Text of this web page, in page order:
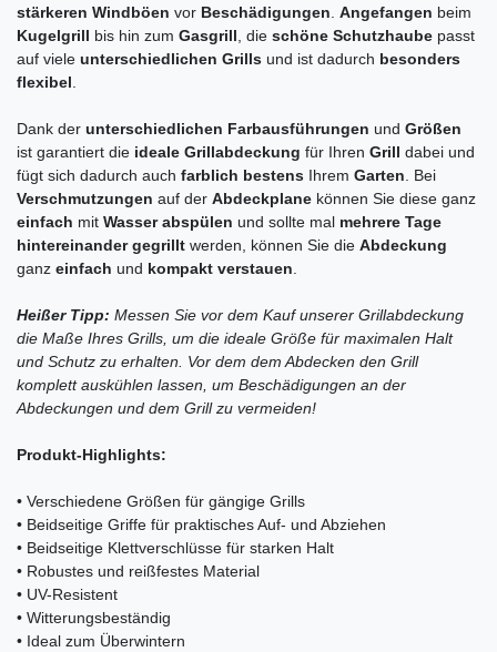
stärkeren Windböen vor Beschädigungen. Angefangen beim
Kugelgrill bis hin zum Gasgrill, die schöne Schutzhaube passt
auf viele unterschiedlichen Grills und ist dadurch besonders
flexibel.
Dank der unterschiedlichen Farbausführungen und Größen
ist garantiert die ideale Grillabdeckung für Ihren Grill dabei und
fügt sich dadurch auch farblich bestens Ihrem Garten. Bei
Verschmutzungen auf der Abdeckplane können Sie diese ganz
einfach mit Wasser abspülen und sollte mal mehrere Tage
hintereinander gegrillt werden, können Sie die Abdeckung
ganz einfach und kompakt verstauen.
Heißer Tipp: Messen Sie vor dem Kauf unserer Grillabdeckung
die Maße Ihres Grills, um die ideale Größe für maximalen Halt
und Schutz zu erhalten. Vor dem dem Abdecken den Grill
komplett auskühlen lassen, um Beschädigungen an der
Abdeckungen und dem Grill zu vermeiden!
Produkt-Highlights:
• Verschiedene Größen für gängige Grills
• Beidseitige Griffe für praktisches Auf- und Abziehen
• Beidseitige Klettverschlüsse für starken Halt
• Robustes und reißfestes Material
• UV-Resistent
• Witterungsbeständig
• Ideal zum Überwintern